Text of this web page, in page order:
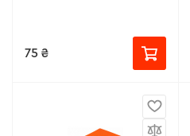
75 ₴